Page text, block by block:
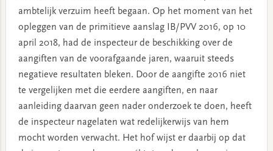
ambtelijk verzuim heeft begaan. Op het moment van het
opleggen van de primitieve aanslag IB/PVV 2016, op 10
april 2018, had de inspecteur de beschikking over de
aangiften van de voorafgaande jaren, waaruit steeds
negatieve resultaten bleken. Door de aangifte 2016 niet
te vergelijken met die eerdere aangiften, en naar
aanleiding daarvan geen nader onderzoek te doen, heeft
de inspecteur nagelaten wat redelijkerwijs van hem
mocht worden verwacht. Het hof wijst er daarbij op dat